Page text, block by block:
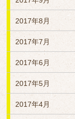
2017年8月
2017年7月
2017年6月
2017年5月
2017年4月